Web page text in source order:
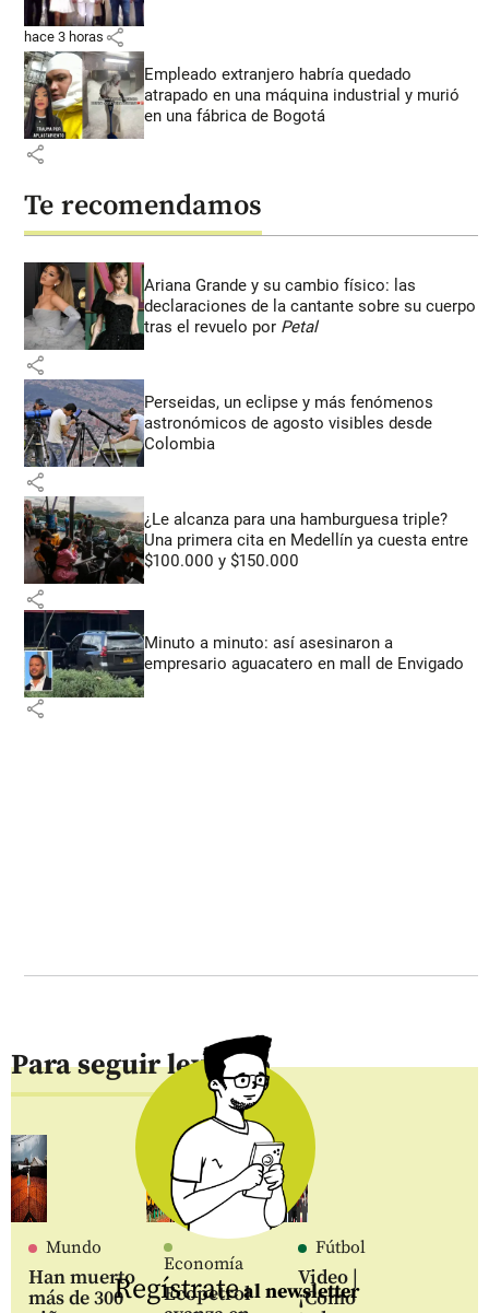
hace 3 horas share
Empleado extranjero habría quedado
atrapado en una máquina industrial y murió
en una fábrica de Bogotá
share
Te recomendamos
Ariana Grande y su cambio físico: las
declaraciones de la cantante sobre su cuerpo
tras el revuelo por Petal
share
Perseidas, un eclipse y más fenómenos
astronómicos de agosto visibles desde
Colombia
share
¿Le alcanza para una hamburguesa triple?
Una primera cita en Medellín ya cuesta entre
$100.000 y $150.000
share
Minuto a minuto: así asesinaron a
empresario aguacatero en mall de Envigado
share
Para seguir leyendo
Mundo
Han muerto
más de 300
Economía
Ecopetrol
Fútbol
Video |
¡Como
Regístrateal newsletter